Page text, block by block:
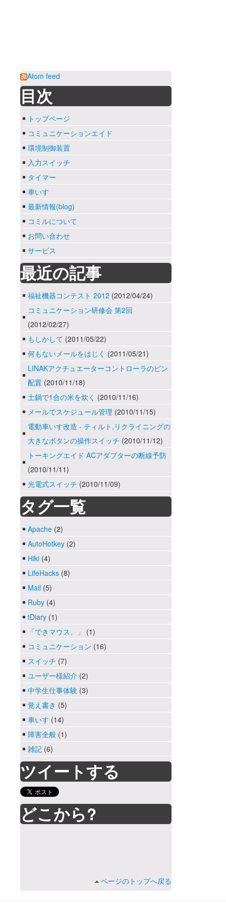
Atom feed
目次
トップページ
コミュニケーションエイド
環境制御装置
入力スイッチ
タイマー
車いす
最新情報(blog)
コミルについて
お問い合わせ
サービス
最近の記事
福祉機器コンテスト 2012 (2012/04/24)
コミュニケーション研修会 第2回
(2012/02/27)
もしかして (2011/05/22)
何もないメールをはじく (2011/05/21)
LINAKアクチュエーターコントローラのピン
配置 (2010/11/18)
土鍋で1合の米を炊く (2010/11/16)
メールでスケジュール管理 (2010/11/15)
電動車いす改造 - ティルト,リクライニングの
大きなボタンの操作スイッチ (2010/11/12)
トーキングエイド ACアダプターの断線予防
(2010/11/11)
光電式スイッチ (2010/11/09)
タグ一覧
Apache (2)
AutoHotkey (2)
Hiki (4)
LifeHacks (8)
Mail (5)
Ruby (4)
tDiary (1)
「できマウス。」
(1)
コミュニケーション (16)
スイッチ (7)
ユーザー様紹介 (2)
中学生仕事体験 (3)
覚え書き (5)
車いす (14)
障害全般 (1)
雑記 (6)
ツイートする
どこから?
ページのトップへ戻る